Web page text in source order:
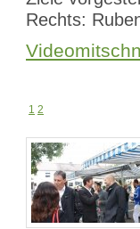
Rechts:
1 2